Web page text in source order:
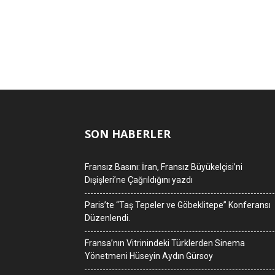
SON HABERLER
Fransız Basını: İran, Fransız Büyükelçisi’ni
Dışişleri’ne Çağrıldığını yazdı
Paris’te “Taş Tepeler ve Göbeklitepe” Konferansı
Düzenlendi.
Fransa’nın Vitrinindeki Türklerden Sinema
Yönetmeni Hüseyin Aydın Gürsoy